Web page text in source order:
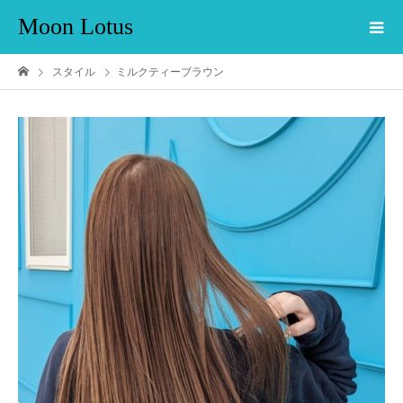
Moon Lotus
スタイル ミルクティーブラウン